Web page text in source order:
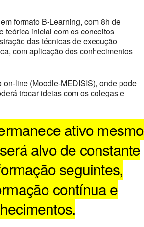
formato B-Learning, com 8h de
teórica inicial com os conceitos
das técnicas de execução
com aplicação dos conhecimentos
line (Moodle-MEDISIS), onde pode
trocar ideias com os colegas e
ativo mesmo
alvo de constante
seguintes,
contínua e